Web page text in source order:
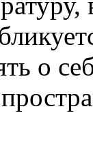
о